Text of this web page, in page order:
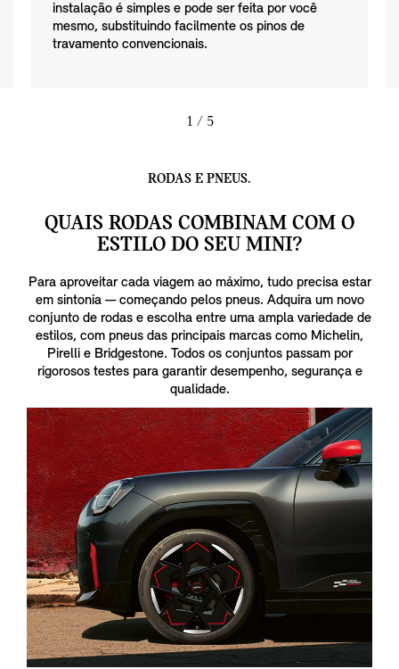
instalação é simples e pode ser feita por você
mesmo, substituindo facilmente os pinos de
travamento convencionais.
1 / 5
RODAS E PNEUS.
QUAIS RODAS COMBINAM COM O
ESTILO DO SEU MINI?
Para aproveitar cada viagem ao máximo, tudo precisa estar
em sintonia — começando pelos pneus. Adquira um novo
conjunto de rodas e escolha entre uma ampla variedade de
estilos, com pneus das principais marcas como Michelin,
Pirelli e Bridgestone. Todos os conjuntos passam por
rigorosos testes para garantir desempenho, segurança e
qualidade.